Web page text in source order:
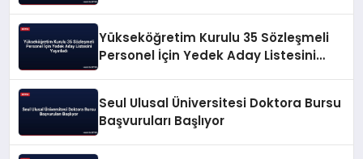
Yükseköğretim Kurulu 35 Sözleşmeli
Personel İçin Yedek Aday Listesini
Seul Ulusal Üniversitesi Doktora Bursu
Başvuruları Başlıyor